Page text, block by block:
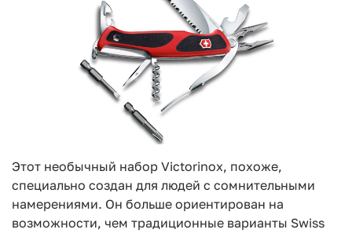
Этот необычный набор Victorinox, похоже,
специально создан для людей с сомнительными
намерениями. Он больше ориентирован на
возможности, чем традиционные варианты Swiss